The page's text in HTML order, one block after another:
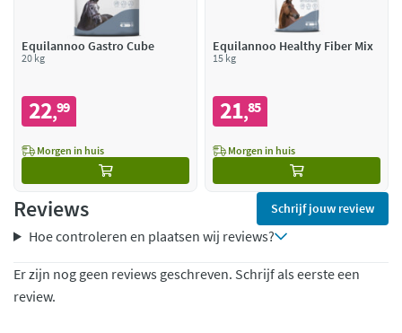
Equilannoo Gastro Cube
20 kg
22,99
Morgen in huis
Equilannoo Healthy Fiber Mix
15 kg
21,85
Morgen in huis
Reviews Schrijf jouw review
Hoe controleren en plaatsen wij reviews?
Er zijn nog geen reviews geschreven. Schrijf als eerste een
review.